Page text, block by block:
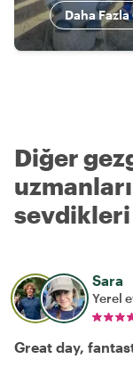
Daha
Diğer
sevdikleri
Sara
Yerel
Great day,